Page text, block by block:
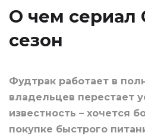
О чем сериал
сезон
Фудтрак работает в
владельцев перестает
известность – хочется
покупке быстрого